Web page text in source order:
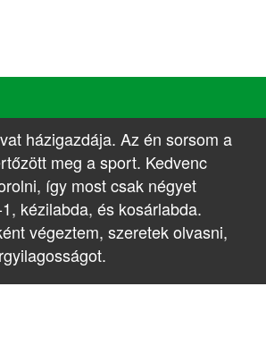
házigazdája. Az én sorsom a
meg a sport. Kedvenc
így most csak négyet
kézilabda, és kosárlabda.
végeztem, szeretek olvasni,